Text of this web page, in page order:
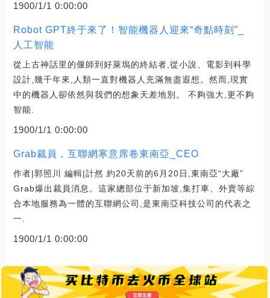
1900/1/1 0:00:00
Robot GPT終于來了！智能機器人迎來“奇點時刻”_
人工智能
從上古神話里的偃師到好萊塢的終結者,從小說、電影到科學
設計,幾千年來,人類一直對機器人充滿無盡遐想。然而,現實
中的機器人卻依然與我們的想象天差地別。 不夠強大,更不夠
智能.
1900/1/1 0:00:00
Grab裁員，互聯網寒意席卷東南亞_CEO
作者|郭照川 編輯|計然 約20天前的6月20日,東南亞“大廠”
Grab爆出裁員消息。這家總部位于新加坡,集打車、外賣等綜
合本地服務為一體的互聯網公司,是東南亞科技公司的代表之
一.
1900/1/1 0:00:00